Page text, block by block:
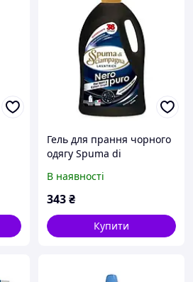
Гель для прання чорного
одягу Spuma di
1620 мл (36 прання)
В наявності
343₴
Купити